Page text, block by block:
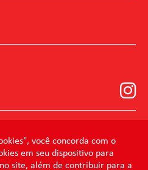
você concorda com o
em seu dispositivo para
site, além de contribuir para a
2025
Profissional